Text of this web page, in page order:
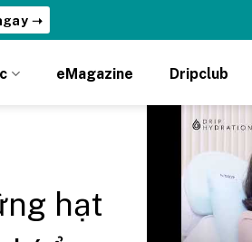
➝
eMagazine Dripclub
hạt